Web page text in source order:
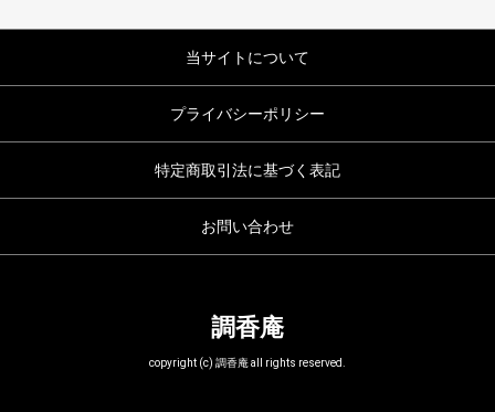
当サイトについて
プライバシーポリシー
特定商取引法に基づく表記
お問い合わせ
調香庵
copyright (c) 調香庵 all rights reserved.